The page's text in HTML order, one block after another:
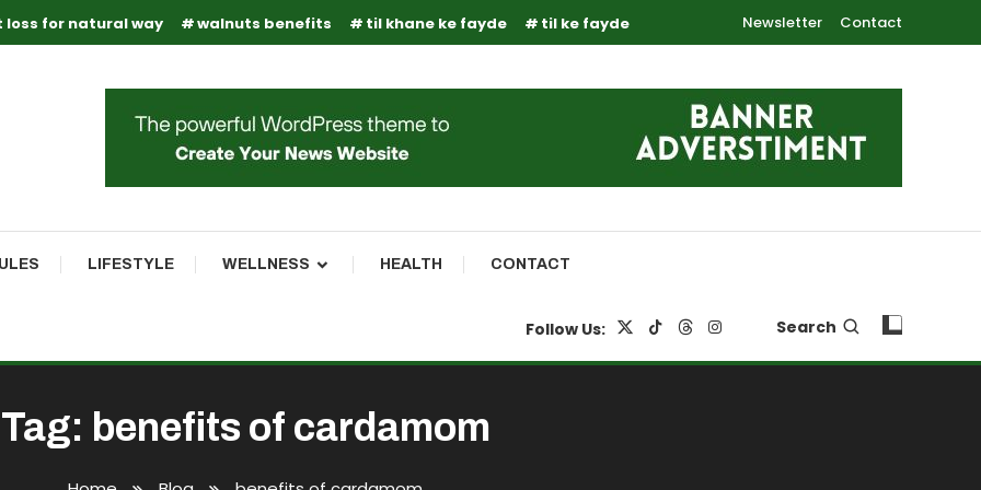
loss for natural way walnuts benefits til khane ke fayde til ke fayde Newsletter Contact
LIFESTYLE WELLNESS HEALTH CONTACT
Follow Us: Search
Tag: benefits of cardamom